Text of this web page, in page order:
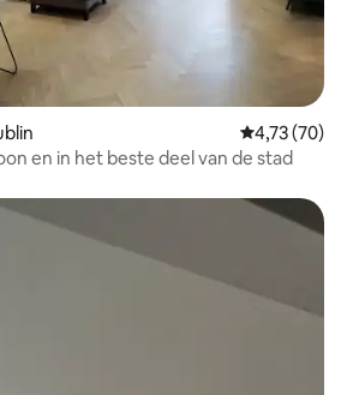
Gemiddelde
4,73 (70)
en in het beste deel van de stad